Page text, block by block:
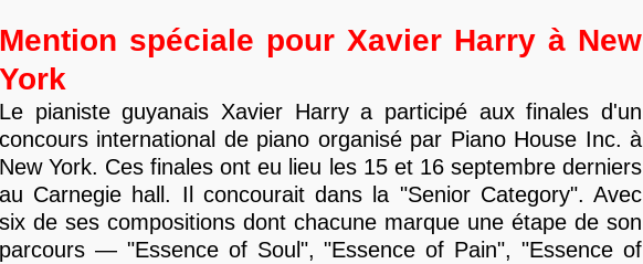
Mention spéciale pour Xavier Harry à New
York
Le pianiste guyanais Xavier Harry a participé aux finales d'un
concours international de piano organisé par Piano House Inc. à
New York. Ces finales ont eu lieu les 15 et 16 septembre derniers
au Carnegie hall. Il concourait dans la "Senior Category". Avec
six de ses compositions dont chacune marque une étape de son
parcours — "Essence of Soul", "Essence of Pain", "Essence of